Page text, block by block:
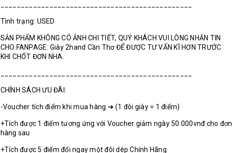
Tình trạng: USED
SẢN PHẨM KHÔNG CÓ ẢNH CHI TIẾT, QUÝ KHÁCH VUI LÒNG NHẮN TIN
CHO FANPAGE: Giày 2hand Cần Thơ ĐỂ ĐƯỢC TƯ VẤN KĨ HƠN TRƯỚC
KHI CHỐT ĐƠN NHA.
CHÍNH SÁCH ƯU ĐÃI:
-Voucher tích điểm khi mua hàng ➜ (1 đôi giày = 1 điểm)
+Tích được 1 điểm tương ứng với Voucher giảm ngày 50.000vnđ cho đơn
hàng sau
+Tích được 5 điểm đổi ngay một đôi dép Chính Hãng